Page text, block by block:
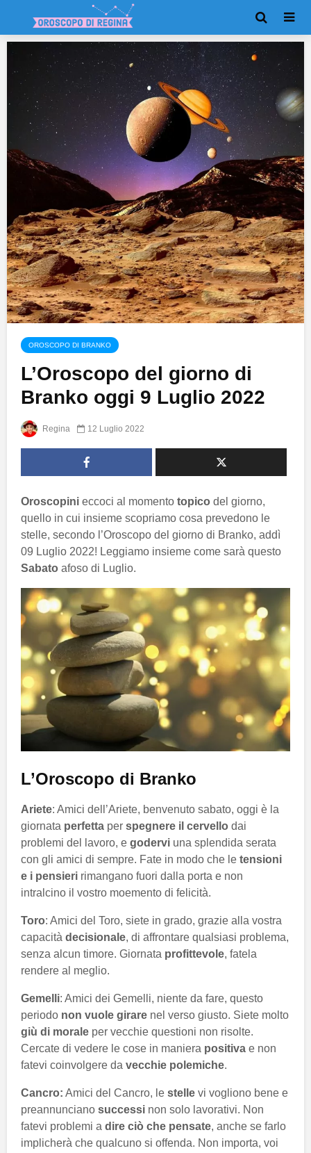
OROSCOPO DI BRANKO
L’Oroscopo del giorno di
Branko oggi 9 Luglio 2022
Regina 12 Luglio 2022
Oroscopini eccoci al momento topico del giorno,
quello in cui insieme scopriamo cosa prevedono le
stelle, secondo l’Oroscopo del giorno di Branko, addì
09 Luglio 2022! Leggiamo insieme come sarà questo
Sabato afoso di Luglio.
L’Oroscopo di Branko
Ariete: Amici dell’Ariete, benvenuto sabato, oggi è la
giornata perfetta per spegnere il cervello dai
problemi del lavoro, e godervi una splendida serata
con gli amici di sempre. Fate in modo che le tensioni
e i pensieri rimangano fuori dalla porta e non
intralcino il vostro moemento di felicità.
Toro: Amici del Toro, siete in grado, grazie alla vostra
capacità decisionale, di affrontare qualsiasi problema,
senza alcun timore. Giornata profittevole, fatela
rendere al meglio.
Gemelli: Amici dei Gemelli, niente da fare, questo
periodo non vuole girare nel verso giusto. Siete molto
giù di morale per vecchie questioni non risolte.
Cercate di vedere le cose in maniera positiva e non
fatevi coinvolgere da vecchie polemiche.
Cancro: Amici del Cancro, le stelle vi vogliono bene e
preannunciano successi non solo lavorativi. Non
fatevi problemi a dire ciò che pensate, anche se farlo
implicherà che qualcuno si offenda. Non importa, voi